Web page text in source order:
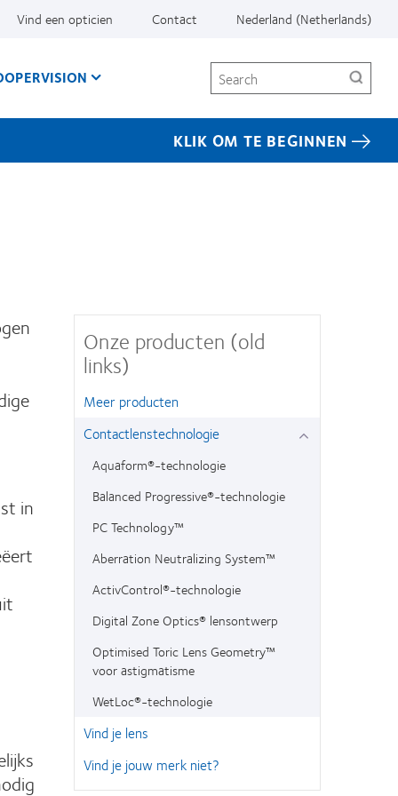
Vind een opticien Contact Nederland (Netherlands)
Search
KLIK OM TE BEGINNEN
in
Onze producten (old
links)
Meer producten
Contactlenstechnologie
Aquaform®-technologie
Balanced Progressive®-technologie
PC Technology™
Aberration Neutralizing System™
ActivControl®-technologie
Digital Zone Optics® lensontwerp
Optimised Toric Lens Geometry™
voor astigmatisme
WetLoc®-technologie
Vind je lens
Vind je jouw merk niet?